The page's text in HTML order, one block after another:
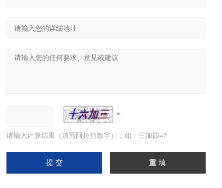
请输入计算结果（填写阿拉伯数字），如：三加四=7